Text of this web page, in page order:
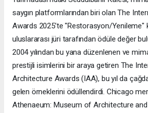
saygın platformlarından biri olan The
Awards 2025’te "Restorasyon/Yenileme"
uluslararası jüri tarafından ödüle değer
2004 yılından bu yana düzenlenen ve
prestijli isimlerini bir araya getiren The
Architecture Awards (IAA), bu yıl da
gelen örneklerini ödüllendirdi. Chicago
Athenaeum: Museum of Architecture and